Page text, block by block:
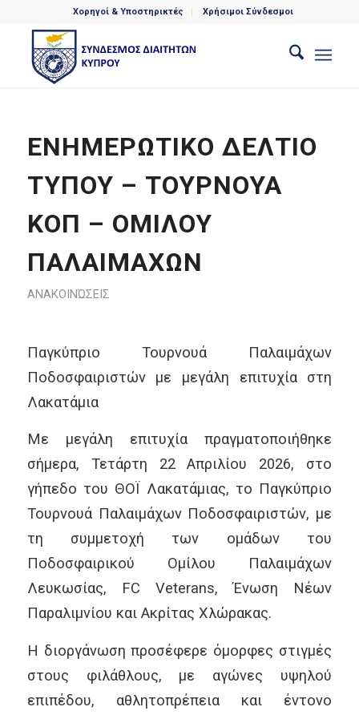
Χορηγοί & Υποστηρικτές Χρήσιμοι Σύνδεσμοι
ΕΝΗΜΕΡΩΤΙΚΟ ΔΕΛΤΙΟ
ΤΥΠΟΥ – ΤΟΥΡΝΟΥΑ
ΚΟΠ – ΟΜΙΛΟΥ
ΠΑΛΑΙΜΑΧΩΝ
ΑΝΑΚΟΙΝΏΣΕΙΣ
Παγκύπριο Τουρνουά Παλαιμάχων
Ποδοσφαιριστών με μεγάλη επιτυχία στη
Λακατάμια
Με μεγάλη επιτυχία πραγματοποιήθηκε
σήμερα, Τετάρτη 22 Απριλίου 2026, στο
γήπεδο του ΘΟΪ Λακατάμιας, το Παγκύπριο
Τουρνουά Παλαιμάχων Ποδοσφαιριστών, με
τη συμμετοχή των ομάδων του
Ποδοσφαιρικού Ομίλου Παλαιμάχων
Λευκωσίας, FC Veterans, Ένωση Νέων
Παραλιμνίου και Ακρίτας Χλώρακας.
Η διοργάνωση προσέφερε όμορφες στιγμές
στους φιλάθλους, με αγώνες υψηλού
επιπέδου, αθλητοπρέπεια και έντονο